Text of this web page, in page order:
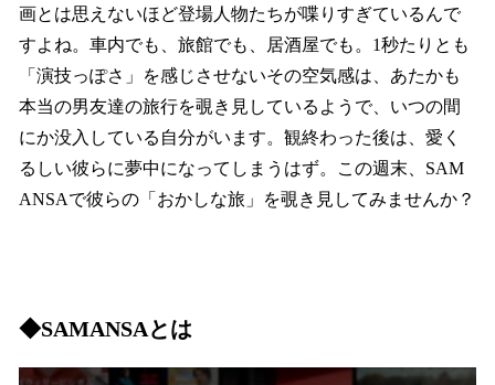
画とは思えないほど登場人物たちが喋りすぎているんで
すよね。車内でも、旅館でも、居酒屋でも。1秒たりとも
「演技っぽさ」を感じさせないその空気感は、あたかも
本当の男友達の旅行を覗き見しているようで、いつの間
にか没入している自分がいます。観終わった後は、愛く
るしい彼らに夢中になってしまうはず。この週末、SAM
ANSAで彼らの「おかしな旅」を覗き見してみませんか？
◆SAMANSAとは